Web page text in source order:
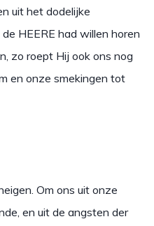
uit het dodelijke
HEERE had willen horen
zo roept Hij ook ons nog
en onze smekingen tot
Om ons uit onze
en uit de angsten der